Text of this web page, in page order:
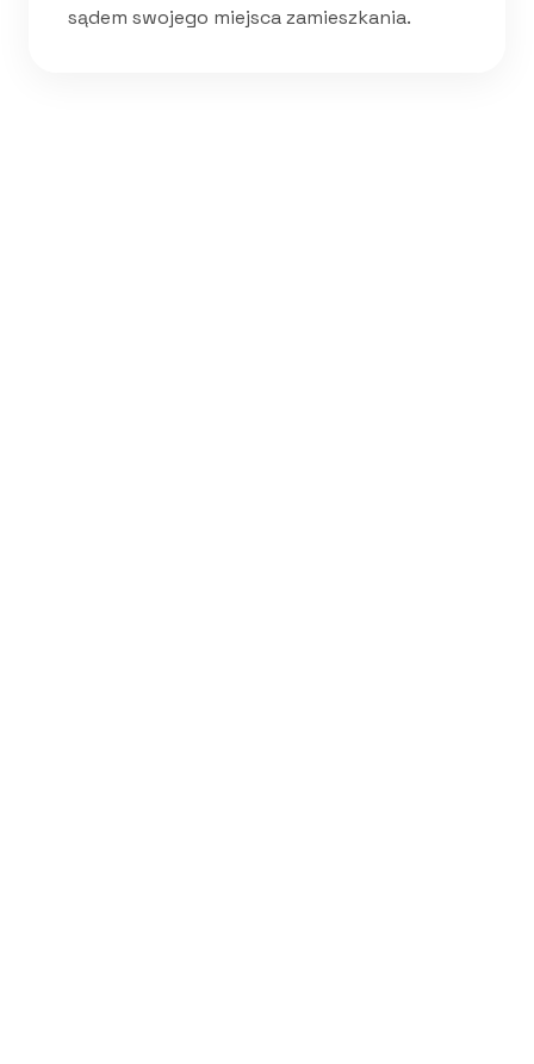
sądem swojego miejsca zamieszkania.